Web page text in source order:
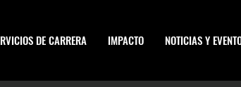
DE CARRERA IMPACTO NOTICIAS Y